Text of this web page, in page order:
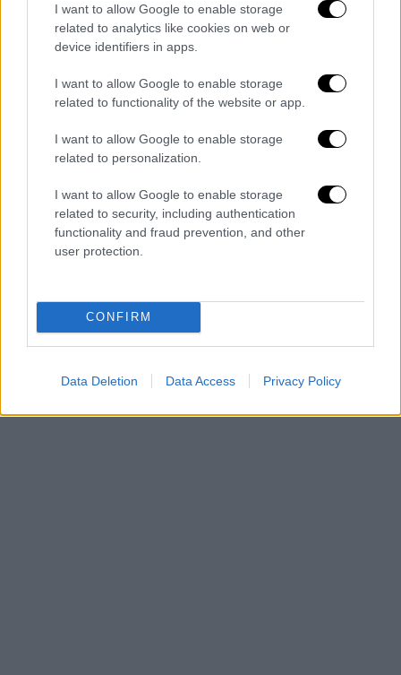
I want to allow Google to enable storage
related to analytics like cookies on web or
device identifiers in apps.
I want to allow Google to enable storage
related to functionality of the website or app.
I want to allow Google to enable storage
related to personalization.
I want to allow Google to enable storage
related to security, including authentication
functionality and fraud prevention, and other
user protection.
CONFIRM
Data Deletion Data Access Privacy Policy
- Pubblicità -